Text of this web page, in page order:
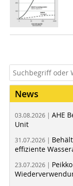
News
03.08.2026 | AHE
Unit
31.07.2026 |
effiziente
23.07.2026 |